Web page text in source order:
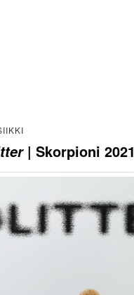
| Skorpioni 2021